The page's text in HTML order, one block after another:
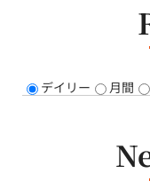
デイリー 月間